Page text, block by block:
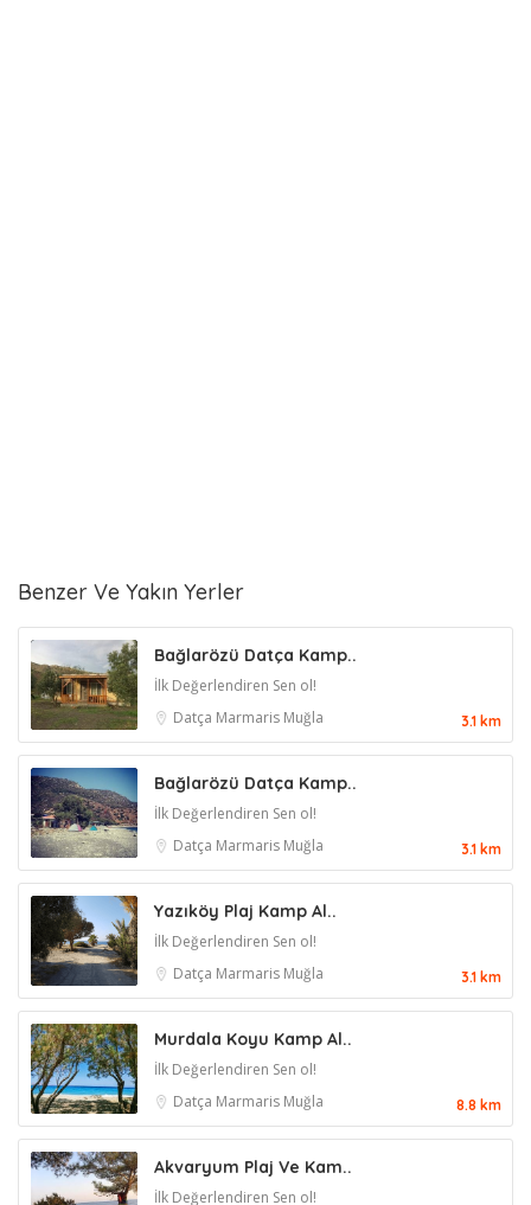
Benzer Ve Yakın Yerler
Bağlarözü Datça Kamp..
İlk Değerlendiren Sen ol!
Datça Marmaris Muğla 3.1 km
Bağlarözü Datça Kamp..
İlk Değerlendiren Sen ol!
Datça Marmaris Muğla 3.1 km
Yazıköy Plaj Kamp Al..
İlk Değerlendiren Sen ol!
Datça Marmaris Muğla 3.1 km
Murdala Koyu Kamp Al..
İlk Değerlendiren Sen ol!
Datça Marmaris Muğla 8.8 km
Akvaryum Plaj Ve Kam..
İlk Değerlendiren Sen ol!